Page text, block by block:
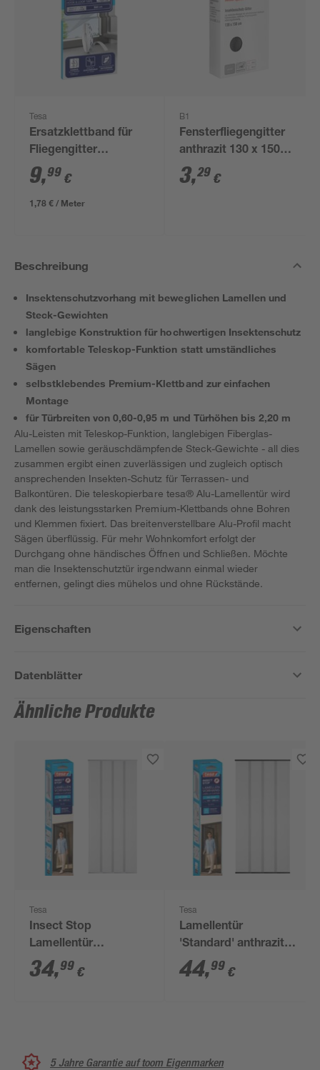
Tesa
Ersatzklettband für
Fliegengitter
9,99 €
1,78 € / Meter
B1
Fensterfliegengitter
anthrazit 130 x 150
cm
3,29 €
Beschreibung
Insektenschutzvorhang mit beweglichen Lamellen und
Steck-Gewichten
langlebige Konstruktion für hochwertigen Insektenschutz
komfortable Teleskop-Funktion statt umständliches
Sägen
selbstklebendes Premium-Klettband zur einfachen
Montage
für Türbreiten von 0,60-0,95 m und Türhöhen bis 2,20 m
Alu-Leisten mit Teleskop-Funktion, langlebigen Fiberglas-
Lamellen sowie geräuschdämpfende Steck-Gewichte - all dies
zusammen ergibt einen zuverlässigen und zugleich optisch
ansprechenden Insekten-Schutz für Terrassen- und
Balkontüren. Die teleskopierbare tesa® Alu-Lamellentür wird
dank des leistungsstarken Premium-Klettbands ohne Bohren
und Klemmen fixiert. Das breitenverstellbare Alu-Profil macht
Sägen überflüssig. Für mehr Wohnkomfort erfolgt der
Durchgang ohne händisches Öffnen und Schließen. Möchte
man die Insektenschutztür irgendwann einmal wieder
entfernen, gelingt dies mühelos und ohne Rückstände.
Eigenschaften
Datenblätter
Ähnliche Produkte
Tesa
Insect Stop
Lamellentür
'Standard' weiß 95 x
220 cm
34,99 €
Tesa
Lamellentür
'Standard' anthrazit
120 x 250 cm
44,99 €
5 Jahre Garantie auf toom Eigenmarken